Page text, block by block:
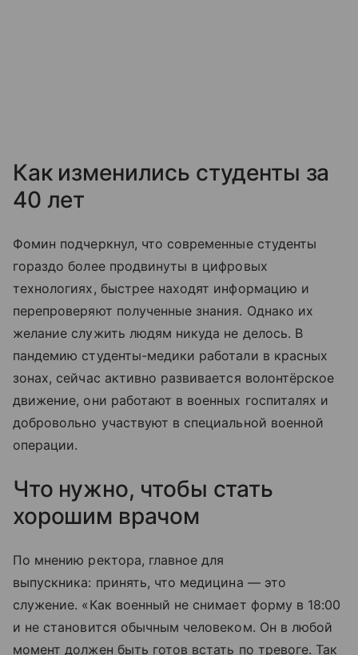
Как изменились студенты за
40 лет
Фомин подчеркнул, что современные студенты
гораздо более продвинуты в цифровых
технологиях, быстрее находят информацию и
перепроверяют полученные знания. Однако их
желание служить людям никуда не делось. В
пандемию студенты-медики работали в красных
зонах, сейчас активно развивается волонтёрское
движение, они работают в военных госпиталях и
добровольно участвуют в специальной военной
операции.
Что нужно, чтобы стать
хорошим врачом
По мнению ректора, главное для
выпускника: принять, что медицина — это
служение. «Как военный не снимает форму в 18:00
и не становится обычным человеком. Он в любой
момент должен быть готов встать по тревоге. Так